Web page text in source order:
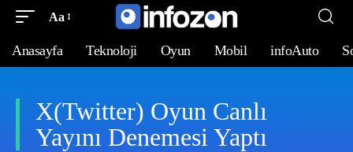
Aa
Anasayfa Teknoloji Oyun Mobil infoAuto
X(Twitter) Oyun Canlı
Yayını Denemesi Yaptı